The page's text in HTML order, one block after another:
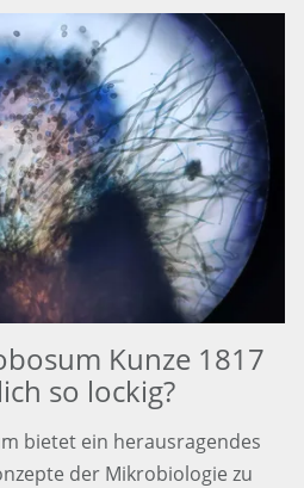
Kunze 1817
so lockig?
bietet ein herausragendes
der Mikrobiologie zu